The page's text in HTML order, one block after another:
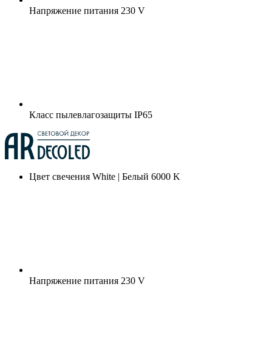
Напряжение питания 230 V
Класс пылевлагозащиты IP65
Цвет свечения White | Белый 6000 K
Напряжение питания 230 V